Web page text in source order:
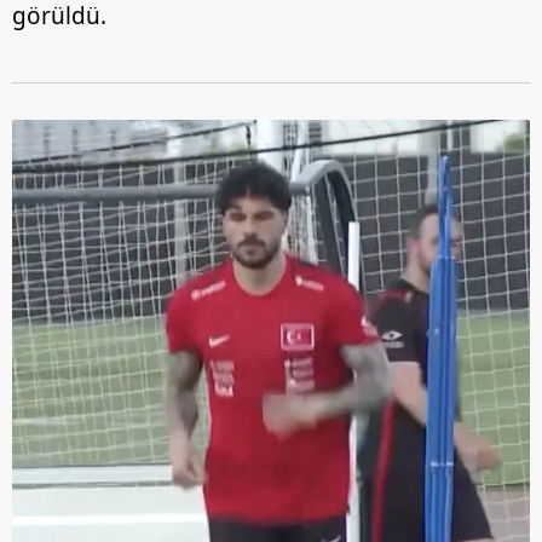
toplumu hizmetlerinin sunulması amacıyla
kılınması ve kişiselleştirilmesi ve sizlere yönelik
sınırlı olarak açık rızanız dahilinde kullanılacaktır.
Çerezlere ilişkin tercihlerinizi aşağıda yer alan panel
vasıtasıyla belirleyebilirsiniz. Çerezlere ilişkin detaylı bilgi
için Ayarlar butonuna tıklayabilir,Çerez Bilgilendirme
Metnimiziziyaret edebilirsiniz.
6698 sayılı Kişisel Verilerin Korunması Kanunu uyarınca
hazırlanmış Aydınlatma Metnimizi okumak ve sitemizde
ilgili mevzuata uygun olarak kullanılan çerezlerle ilgili bilgi
almak için lütfen tıklayınız
görüldü.